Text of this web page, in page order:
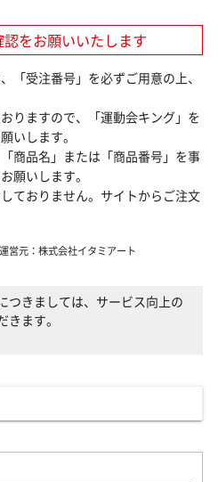
をお願いいたします
「受注番号」を必ずご用意の上、
りますので、「運動会キング」を
いします。
商品名」または「商品番号」を事
願いします。
ておりません。サイトからご注文
運営元：株式会社イタミアート
きましては、サービス向上の
ます。